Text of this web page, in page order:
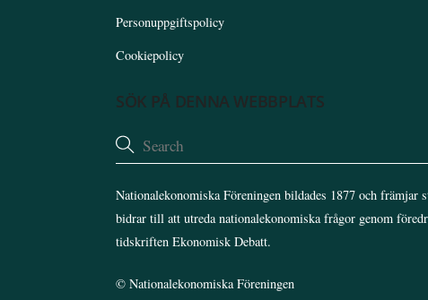
Personuppgiftspolicy
Cookiepolicy
SÖK PÅ DENNA WEBBPLATS
Nationalekonomiska Föreningen bildades 1877 och främjar
bidrar till att utreda nationalekonomiska frågor genom
tidskriften Ekonomisk Debatt.
©Nationalekonomiska Föreningen